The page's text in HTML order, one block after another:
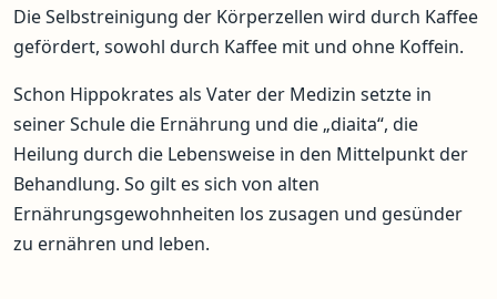
Die Selbstreinigung der Körperzellen wird durch Kaffee
gefördert, sowohl durch Kaffee mit und ohne Koffein.
Schon Hippokrates als Vater der Medizin setzte in
seiner Schule die Ernährung und die „diaita“, die
Heilung durch die Lebensweise in den Mittelpunkt der
Behandlung. So gilt es sich von alten
Ernährungsgewohnheiten los zusagen und gesünder
zu ernähren und leben.